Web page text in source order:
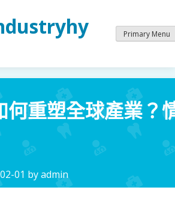
Primary Menu
何重塑全球產業？
01 byadmin